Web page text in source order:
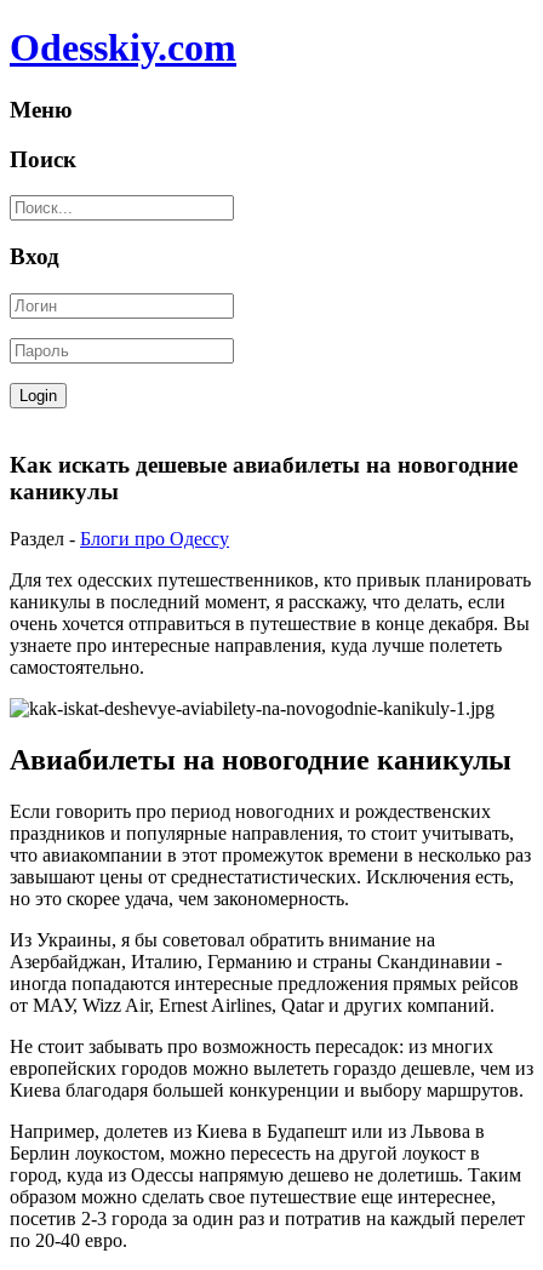
Odesskiy.com
Меню
Поиск
Вход
Как искать дешевые авиабилеты на новогодние
каникулы
Раздел - Блоги про Одессу
Для тех одесских путешественников, кто привык планировать
каникулы в последний момент, я расскажу, что делать, если
очень хочется отправиться в путешествие в конце декабря. Вы
узнаете про интересные направления, куда лучше полететь
самостоятельно.
Авиабилеты на новогодние каникулы
Если говорить про период новогодних и рождественских
праздников и популярные направления, то стоит учитывать,
что авиакомпании в этот промежуток времени в несколько раз
завышают цены от среднестатистических. Исключения есть,
но это скорее удача, чем закономерность.
Из Украины, я бы советовал обратить внимание на
Азербайджан, Италию, Германию и страны Скандинавии -
иногда попадаются интересные предложения прямых рейсов
от МАУ, Wizz Air, Ernest Airlines, Qatar и других компаний.
Не стоит забывать про возможность пересадок: из многих
европейских городов можно вылететь гораздо дешевле, чем из
Киева благодаря большей конкуренции и выбору маршрутов.
Например, долетев из Киева в Будапешт или из Львова в
Берлин лоукостом, можно пересесть на другой лоукост в
город, куда из Одессы напрямую дешево не долетишь. Таким
образом можно сделать свое путешествие еще интереснее,
посетив 2-3 города за один раз и потратив на каждый перелет
по 20-40 евро.